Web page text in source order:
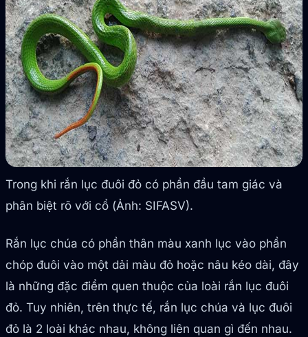
Trong khi rắn lục đuôi đỏ có phần đầu tam giác và
phân biệt rõ với cổ (Ảnh: SIFASV).
Rắn lục chúa có phần thân màu xanh lục vào phần
chóp đuôi vào một dải màu đỏ hoặc nâu kéo dài, đây
là những đặc điểm quen thuộc của loài rắn lục đuôi
đỏ. Tuy nhiên, trên thực tế, rắn lục chúa và lục đuôi
đỏ là 2 loài khác nhau, không liên quan gì đến nhau.